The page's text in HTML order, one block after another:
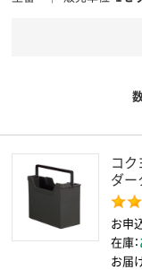
コ
ダー
お申
在庫：
お届